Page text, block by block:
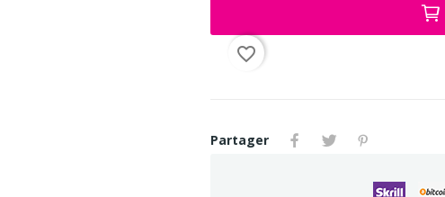
favorite_border
Partager